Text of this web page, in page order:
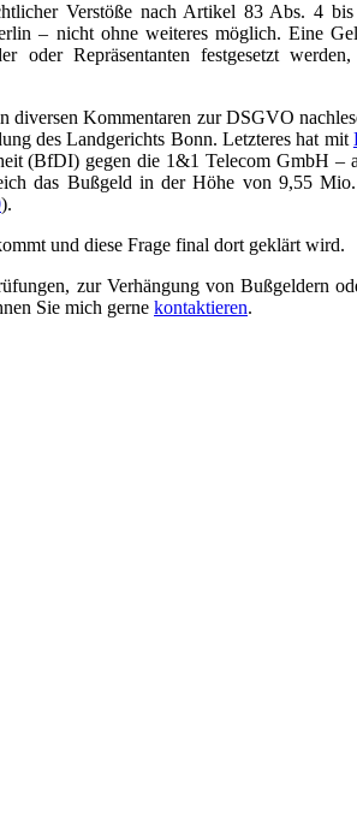
Verstöße nach Artikel 83 Abs. 4
– nicht ohne weiteres möglich. Eine
oder Repräsentanten festgesetzt
diversen Kommentaren zur DSGVO
des Landgerichts Bonn. Letzteres hat mit
(BfDI) gegen die 1&1 Telecom GmbH –
das Bußgeld in der Höhe von 9,55
).
und diese Frage final dort geklärt wird.
zur Verhängung von Bußgeldern
Sie mich gerne kontaktieren.